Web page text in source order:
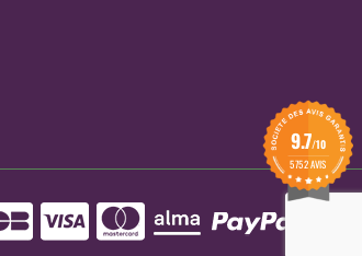
9.7/10
5752 AVIS